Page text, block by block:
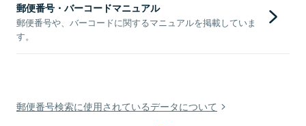
郵便番号・バーコードマニュアル
郵便番号や、バーコードに関するマニュアルを掲載していま
す。
郵便番号検索に使用されているデータについて